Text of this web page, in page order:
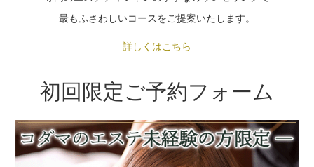
最もふさわしいコースをご提案いたします。
詳しくはこちら
初回限定ご予約フォーム